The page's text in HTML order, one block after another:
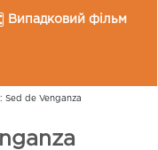
Випадковий фільм
Sed de Venganza